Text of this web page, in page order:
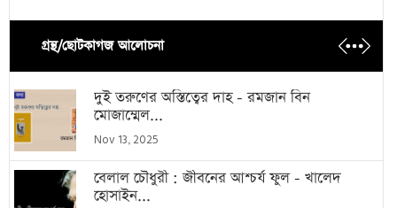
গ্রন্থ/ছোটকাগজ আলোচনা
দুই তরুণের অস্তিত্বের দাহ - রমজান বিন
মোজাম্মেল...
Nov 13, 2025
বেলাল চৌধুরী : জীবনের আশ্চর্য ফুল - খালেদ
হোসাইন...